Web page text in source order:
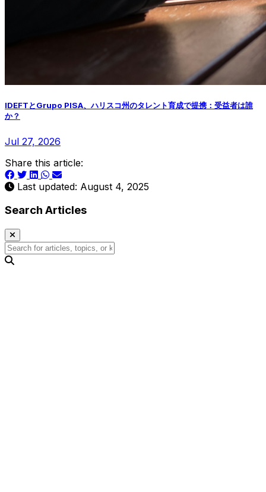
IDEFTとGrupo PISA、ハリスコ州のタレント育成で提携：受益者は誰
か？
Jul 27, 2026
Share this article:
Last updated: August 4, 2025
Search Articles